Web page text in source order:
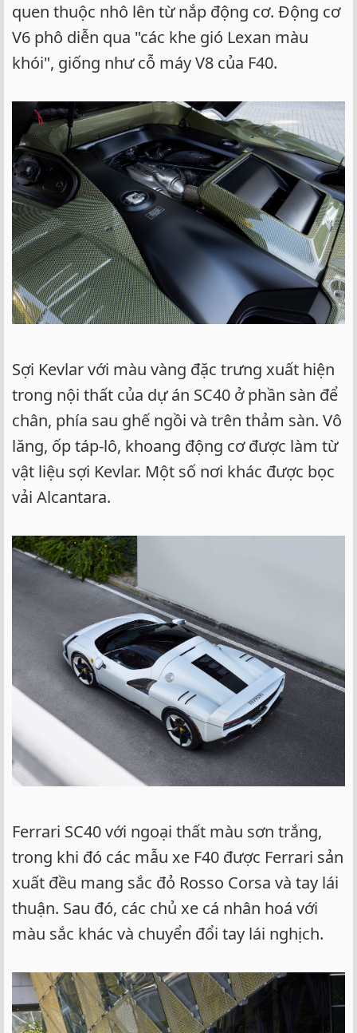
quen thuộc nhô lên từ nắp động cơ. Động cơ
V6 phô diễn qua "các khe gió Lexan màu
khói", giống như cỗ máy V8 của F40.
Sợi Kevlar với màu vàng đặc trưng xuất hiện
trong nội thất của dự án SC40 ở phần sàn để
chân, phía sau ghế ngồi và trên thảm sàn. Vô
lăng, ốp táp-lô, khoang động cơ được làm từ
vật liệu sợi Kevlar. Một số nơi khác được bọc
vải Alcantara.
Ferrari SC40 với ngoại thất màu sơn trắng,
trong khi đó các mẫu xe F40 được Ferrari sản
xuất đều mang sắc đỏ Rosso Corsa và tay lái
thuận. Sau đó, các chủ xe cá nhân hoá với
màu sắc khác và chuyển đổi tay lái nghịch.